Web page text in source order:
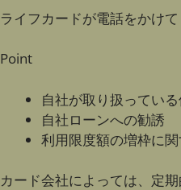
ライフカードが電話をかけ
Point
自社が取り扱ってい
自社ローンへの勧誘
利用限度額の増枠に
カード会社によっては、定